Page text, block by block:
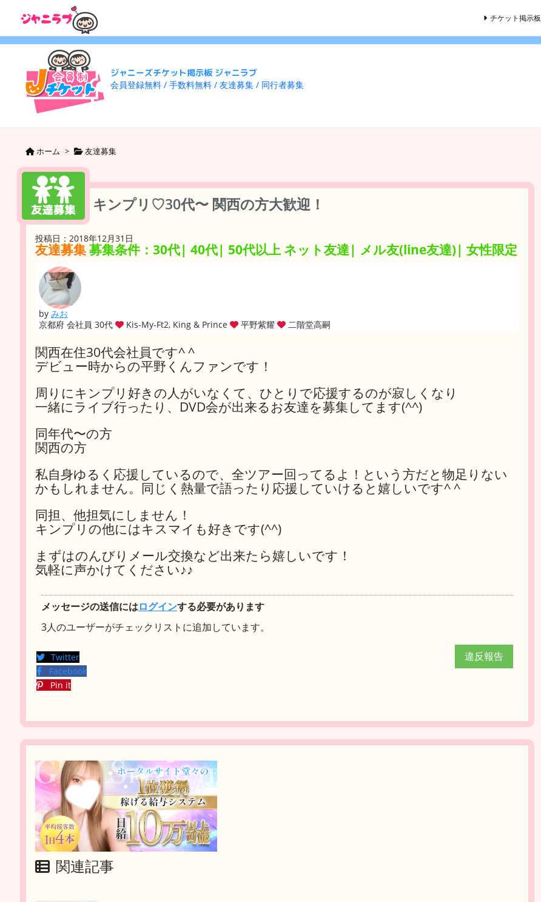
ジャニーズチケット掲示板 ジャニラブ
会員登録無料 / 手数料無料 / 友達募集 / 同行者募集
チケット掲示板
ホーム > 友達募集
キンプリ♡30代〜 関西の方大歓迎！
投稿日：2018年12月31日
友達募集募集条件：30代| 40代| 50代以上 ネット友達| メル友(line友達)| 女性限定
by みお
京都府 会社員 30代
Kis-My-Ft2, King & Prince 平野紫耀 二階堂高嗣
関西在住30代会社員です^ ^
デビュー時からの平野くんファンです！
周りにキンプリ好きの人がいなくて、ひとりで応援するのが寂しくなり
一緒にライブ行ったり、DVD会が出来るお友達を募集してます(^^)
同年代〜の方
関西の方
私自身ゆるく応援しているので、全ツアー回ってるよ！という方だと物足りない
かもしれません。同じく熱量で語ったり応援していけると嬉しいです^ ^
同担、他担気にしません！
キンプリの他にはキスマイも好きです(^^)
まずはのんびりメール交換など出来たら嬉しいです！
気軽に声かけてください♪♪
メッセージの送信にはログインする必要があります
3人のユーザーがチェックリストに追加しています。
違反報告
Twitter
Facebook
Pin it
関連記事